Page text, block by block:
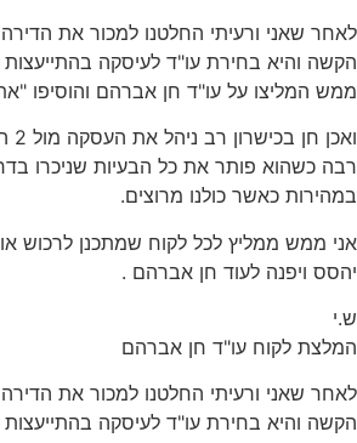
לאחר שאני ורעיתי החלטנו למכור את
הקשה והיא בחירת עו"ד לעיסקה
ממש המליצו על עו"ד חן אברהם והוסיפו
רבה כשהוא פותר את כל הבעיות שניכרו
במהירות כאשר כולנו מרוצים.
אני ממש ממליץ לכל לקוח שמתכנן לרכוש
יהסס ויפנה לעוד חן אברהם .
ש.י
המלצת לקוח עו"ד חן אברהם
לאחר שאני ורעיתי החלטנו למכור את
הקשה והיא בחירת עו"ד לעיסקה